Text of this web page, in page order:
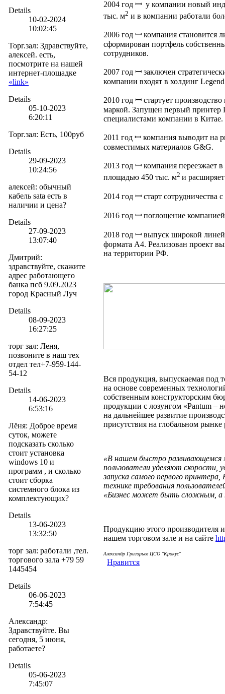
Details
10-02-2024
10:02:45
Торг.зал: Здравствуйте,
алексей. есть,
посмотрите на нашей
интернет-площадке
«link»
Details
05-10-2023
6:20:11
Торг.зал: Есть, 100руб
Details
29-09-2023
10:24:56
алексей: обычный
кабель sata есть в
наличии и цена?
Details
27-09-2023
13:07:40
Дмитрий:
здравствуйте, скажите
адрес работающего
банка псб 9.09.2023
город Красный Луч
Details
08-09-2023
16:27:25
торг зал: Леня,
позвоните в наш тех
отдел тел+7-959-144-
54-12
Details
14-06-2023
6:53:16
Лёня: Доброе время
суток, можете
подсказать сколько
стоит установка
windows 10 и
программ , и сколько
стоит сборка
системного блока из
комплектующих?
Details
13-06-2023
13:32:50
торг зал: работали ,тел.
торгового зала +79 59
1445454
Details
06-06-2023
7:54:45
Александр:
Здравствуйте. Вы
сегодня, 5 июня,
работаете?
Details
05-06-2023
7:45:07
2004 год ꟷ у компании новый
тыс. м2 и в компании работали
2006 год ꟷ компания становится
сформирован портфель
сотрудников.
2007 год ꟷ заключен
компании входят в холдинг
2010 год ꟷ стартует
маркой. Запущен первый принтер
специалистами компании в Китае.
2011 год ꟷ компания выводит на
совместимых материалов G&G.
2013 год ꟷ компания переезжает
площадью 450 тыс. м2 и
2014 год ꟷ старт сотрудничества
2016 год ꟷ поглощение
2018 год ꟷ выпуск широкой
формата А4. Реализован проект
на территории РФ.
Вся продукция, выпускаемая под
на основе современных
собственным конструкторским
продукции с лозунгом «Pantum –
на дальнейшее развитие
присутствия на глобальном
«В нашем быстро развивающемся
пользователи уделяют скорости,
запуска самого первого
технике требования
«Бизнес может быть сложным, а
Продукцию этого производителя
нашем торговом зале и на сайте
Александр Григорьев ЦСО "Крокус"
Нравится